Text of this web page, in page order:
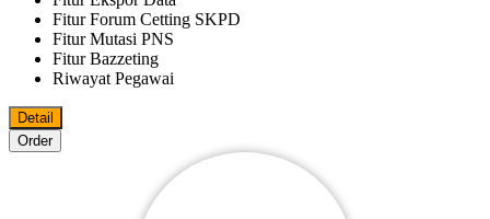
Fitur Forum Cetting SKPD
Fitur Mutasi PNS
Fitur Bazzeting
Riwayat Pegawai
Detail
Order